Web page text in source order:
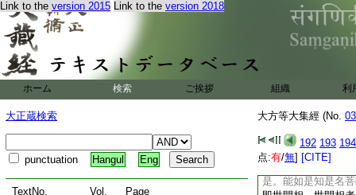
Link to the version 2015 Link to the version 2018
ホーム 検索 ご挨拶 組織 利
大正蔵検索
punctuation Hangul Eng
TextNo. Vol. Page
大方等大集經 (No.
192 193 194
点:有/無] [CITE]
等八。諸陰方便。
方便。諸縁方便。
方便。云何諸陰方
如熱時焔。如芭蕉
12 知是名菩薩觀
焔。行如芭蕉。識
幻性。無我無衆生
復如是。能如是知
便。諸陰如夢如響
性。無我無衆生無
是。能如是知是名